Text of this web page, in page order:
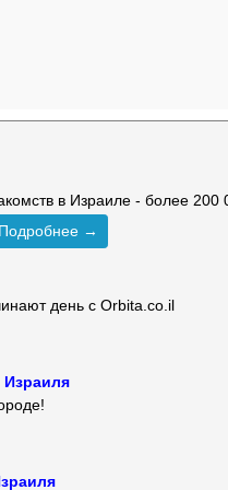
в Израиле - более 200
Подробнее →
день с Orbita.co.il